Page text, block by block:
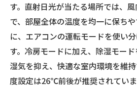
す。直射日光が当たる場所では、
で、部屋全体の温度を均一に保ち
に、エアコンの運転モードを使い
す。冷房モードに加え、除湿モード
湿気を抑え、快適な室内環境を維
度設定は26℃前後が推奨されてい